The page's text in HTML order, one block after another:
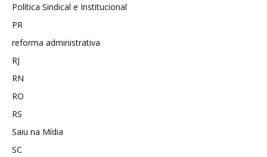
Política Sindical e Institucional
PR
reforma administrativa
RJ
RN
RO
RS
Saiu na Mídia
SC